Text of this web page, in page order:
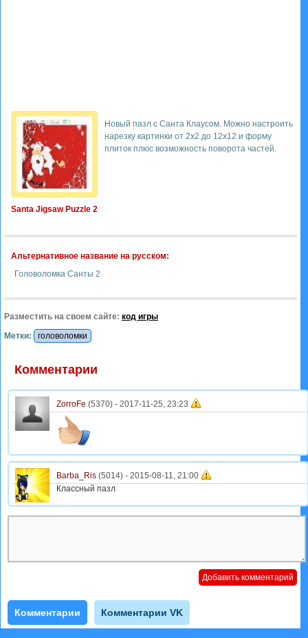
Santa Jigsaw Puzzle 2
Новый пазл с Санта Клаусом. Можно настроить
нарезку картинки от 2х2 до 12х12 и форму
плиток плюс возможность поворота частей.
Альтернативное название на русском:
Головоломка Санты 2
Разместить на своем сайте: код игры
Метки:
головоломки
Комментарии
ZorroFe (5370) - 2017-11-25, 23:23
Barba_Ris (5014) - 2015-08-11, 21:00
Классный пазл
Комментарии Комментарии VK